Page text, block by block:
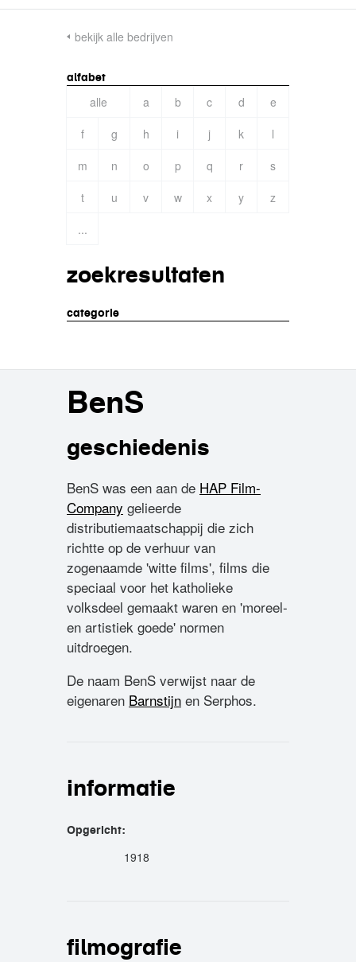
bekijk alle bedrijven
alfabet
alle a b c d
e
f
g h i j k
l
m
n o p q r
s
t
u v w x y
z
...
zoekresultaten
categorie
BenS
geschiedenis
BenS was een aan de HAP Film-
Company gelieerde
distributiemaatschappij die zich
richtte op de verhuur van
zogenaamde 'witte films', films die
speciaal voor het katholieke
volksdeel gemaakt waren en 'moreel-
en artistiek goede' normen
uitdroegen.
De naam BenS verwijst naar de
eigenaren Barnstijn en Serphos.
informatie
Opgericht:
1918
filmografie